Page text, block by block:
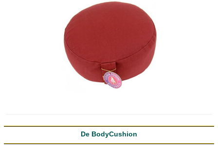
De BodyCushion